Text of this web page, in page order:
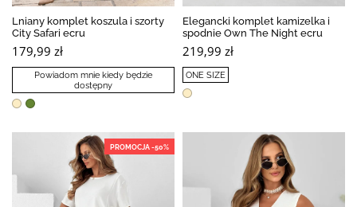
Lniany komplet koszula i szorty
City Safari ecru
179,99 zł
Powiadom mnie kiedy będzie
dostępny
Elegancki komplet kamizelka i
spodnie Own The Night ecru
219,99 zł
ONE SIZE
PROMOCJA -50%